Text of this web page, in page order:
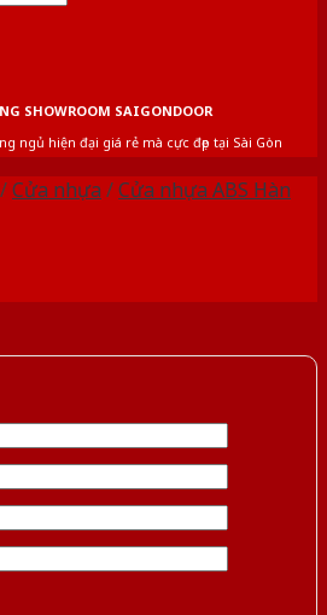
SHOWROOM SAIGONDOOR
ngủ hiện đại giá rẻ mà cực đẹp tại Sài Gòn
/Cửa nhựa /Cửa nhựa ABS Hàn